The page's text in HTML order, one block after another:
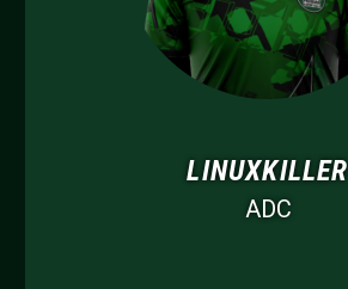
LINUXKILLER
ADC